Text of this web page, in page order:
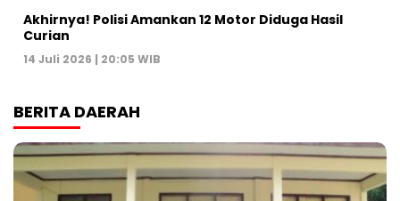
Akhirnya! Polisi Amankan 12 Motor Diduga Hasil
Curian
14 Juli 2026 | 20:05 WIB
BERITA DAERAH